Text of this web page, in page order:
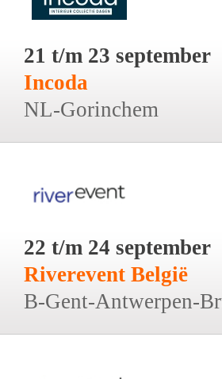
21 t/m 23 september
Incoda
NL-Gorinchem
22 t/m 24 september
Riverevent België
B-Gent-Antwerpen-